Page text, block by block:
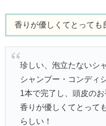
香りが優しくてとっても
珍しい、泡立たないシ
シャンプー・コンディ
1本で完了し、頭皮のお
香りが優しくてとって
らしい！